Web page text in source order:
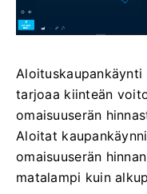
tarjoaa kiinteän
omaisuuserän
Aloitat
omaisuuserän
matalampi kuin